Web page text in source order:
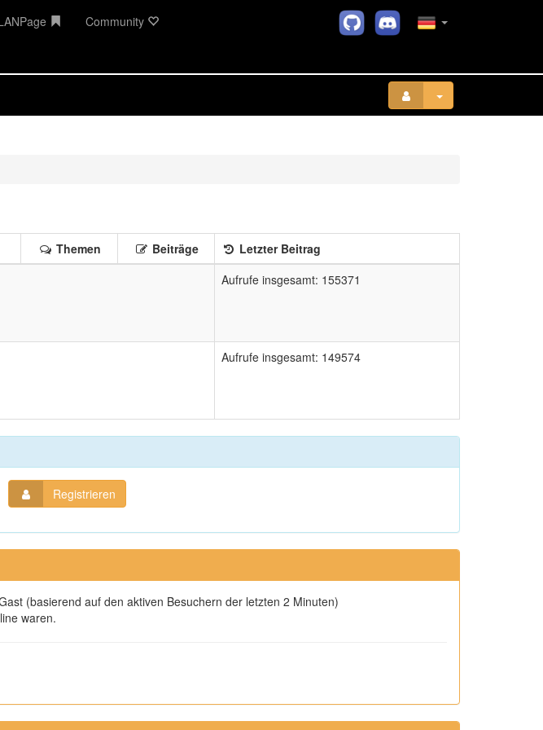
Community
Themen Beiträge
Letzter Beitrag
Aufrufe insgesamt: 155371
Aufrufe insgesamt: 149574
Registrieren
(basierend auf den aktiven Besuchern der letzten 2 Minuten)
waren.